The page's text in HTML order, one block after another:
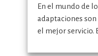
En el mundo de
adaptaciones
el mejor servicio.